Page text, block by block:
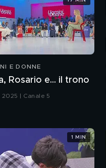
E DONNE
Rosario e... il trono
2025 | Canale 5
1 MIN